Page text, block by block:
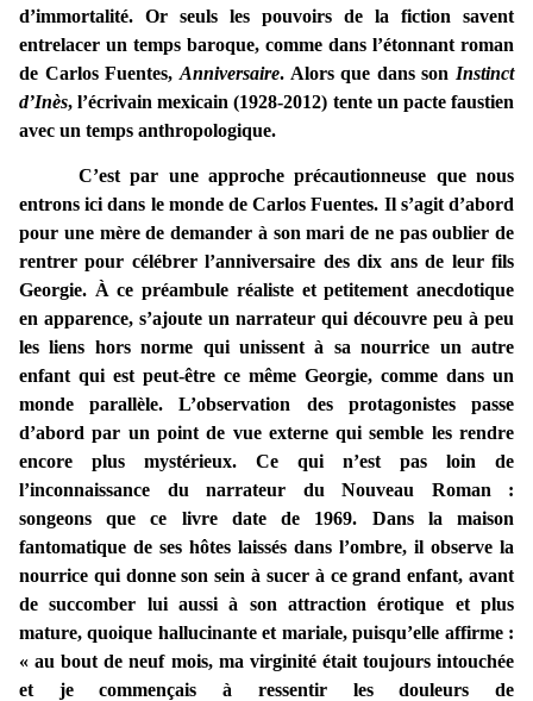
d’immortalité. Or seuls les pouvoirs de la fiction savent
entrelacer un temps baroque, comme dans l’étonnant roman
de Carlos Fuentes,Anniversaire. Alors que dans son Instinct
d’Inès, l’écrivain mexicain (1928-2012) tente un pacte faustien
avec un temps anthropologique.
C’est par une approche précautionneuse que nous
entrons ici dans le monde de Carlos Fuentes. Il s’agit d’abord
pour une mère de demander à son mari de ne pas oublier de
rentrer pour célébrer l’anniversaire des dix ans de leur fils
Georgie. À ce préambule réaliste et petitement anecdotique
en apparence, s’ajoute un narrateur qui découvre peu à peu
les liens hors norme qui unissent à sa nourrice un autre
enfant qui est peut-être ce même Georgie, comme dans un
monde parallèle. L’observation des protagonistes passe
d’abord par un point de vue externe qui semble les rendre
encore plus mystérieux. Ce qui n’est pas loin de
l’inconnaissance du narrateur du Nouveau Roman :
songeons que ce livre date de 1969. Dans la maison
fantomatique de ses hôtes laissés dans l’ombre, il observe la
nourrice qui donne son sein à sucer à ce grand enfant, avant
de succomber lui aussi à son attraction érotique et plus
mature, quoique hallucinante et mariale, puisqu’elle affirme :
« au bout de neuf mois, ma virginité était toujours intouchée
et je commençais à ressentir les douleurs de